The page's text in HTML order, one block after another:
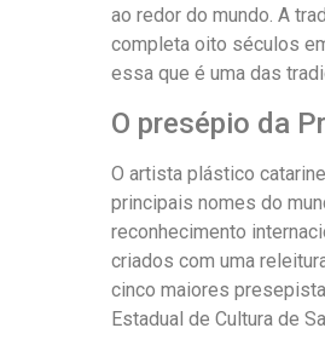
ao redor do mundo. A
completa oito séculos
essa que é uma das
O presépio da
O artista plástico
principais nomes do
reconhecimento
criados com uma
cinco maiores
Estadual de Cultura de